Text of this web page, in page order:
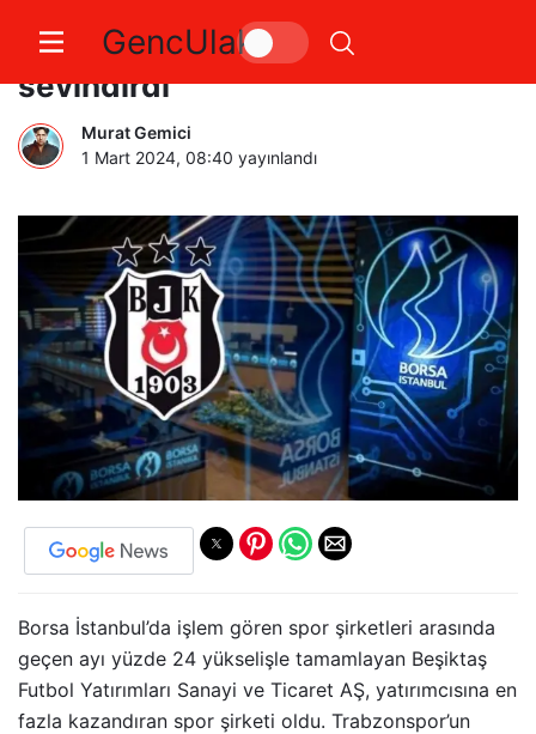
GencUlak
Beşiktaş borsada yatırımcısını
sevindirdi
Murat Gemici
1 Mart 2024, 08:40 yayınlandı
Borsa İstanbul’da işlem gören spor şirketleri arasında
geçen ayı yüzde 24 yükselişle tamamlayan Beşiktaş
Futbol Yatırımları Sanayi ve Ticaret AŞ, yatırımcısına en
fazla kazandıran spor şirketi oldu. Trabzonspor’un